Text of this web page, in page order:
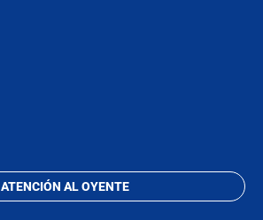
ATENCIÓN AL OYENTE